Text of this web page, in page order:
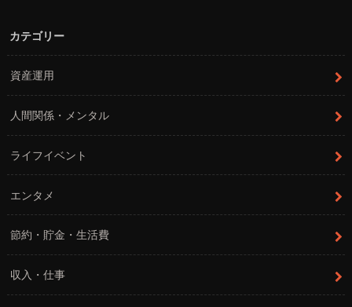
カテゴリー
資産運用
人間関係・メンタル
ライフイベント
エンタメ
節約・貯金・生活費
収入・仕事